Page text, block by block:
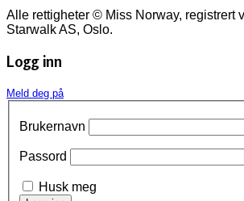
Alle rettigheter © Miss Norway, registrert
Starwalk AS, Oslo.
Logg inn
Meld deg på
Brukernavn
Passord
Husk meg